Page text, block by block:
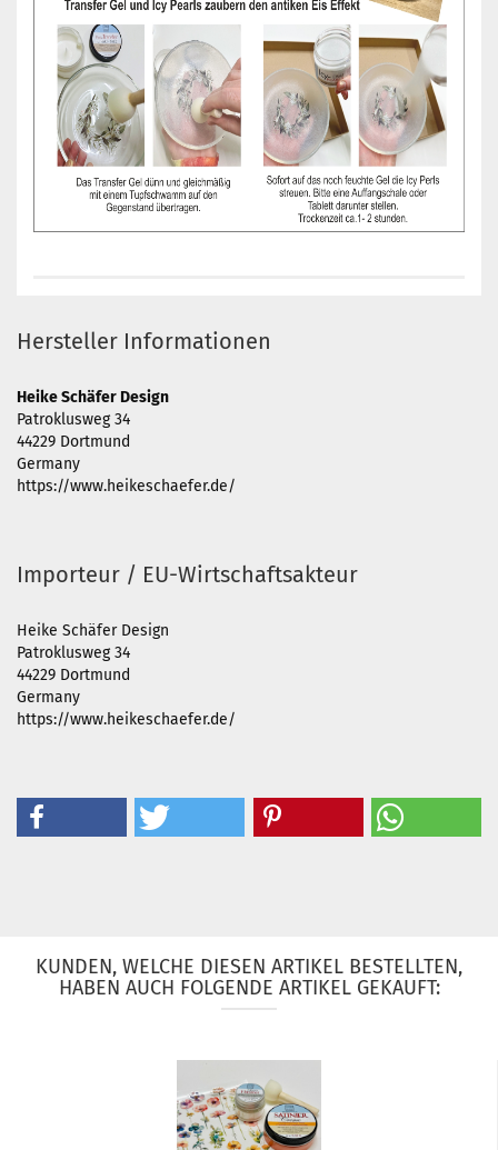
Hersteller Informationen
Heike Schäfer Design
Patroklusweg 34
44229 Dortmund
Germany
https://www.heikeschaefer.de/
Importeur / EU-Wirtschaftsakteur
Heike Schäfer Design
Patroklusweg 34
44229 Dortmund
Germany
https://www.heikeschaefer.de/
KUNDEN, WELCHE DIESEN ARTIKEL BESTELLTEN,
HABEN AUCH FOLGENDE ARTIKEL GEKAUFT: